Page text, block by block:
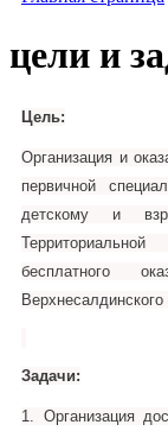
цели и
Цель:
Организация и
первичной
детскому и
бесплатного
Верхнесалдинского
Задачи:
1.​ Организация